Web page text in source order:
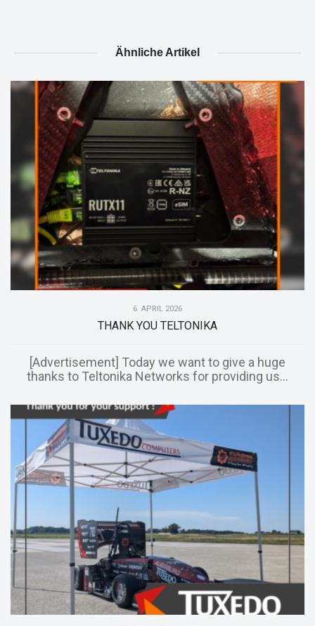
Ähnliche Artikel
6. APRIL 2026
THANK YOU TELTONIKA
[Advertisement] Today we want to give a huge
thanks to Teltonika Networks for providing us...